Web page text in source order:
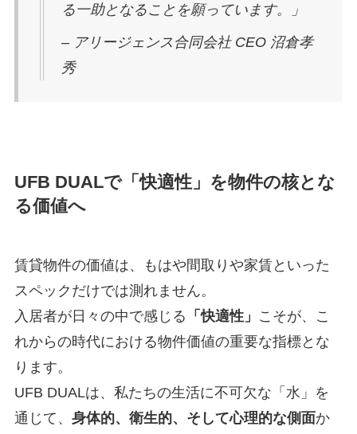
る一助となることを願っています。」
– アリージェンス合同会社 CEO 沼倉孝
秀
UFB DUALで「快適性」を物件の核とな
る価値へ
賃貸物件の価値は、もはや間取りや家賃といった
スペックだけでは測れません。
入居者が日々の中で感じる 「快適性」 こそが、こ
れからの時代における物件価値の重要な指標とな
ります。
UFB DUALは、私たちの生活に不可欠な「水」を
通じて、 身体的、衛生的、そして心理的な側面か